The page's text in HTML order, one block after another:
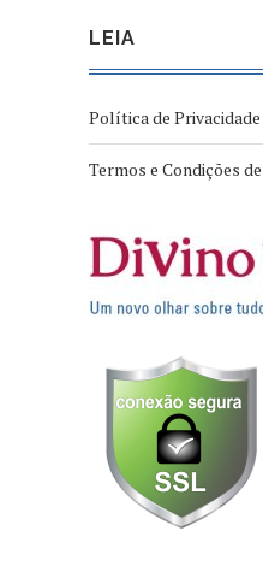
LEIA
Política de Privacidade
Termos e Condições